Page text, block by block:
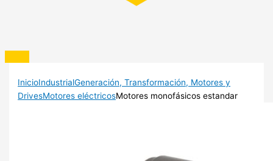
InicioIndustrialGeneración, Transformación, Motores y
DrivesMotores eléctricosMotores monofásicos estandar